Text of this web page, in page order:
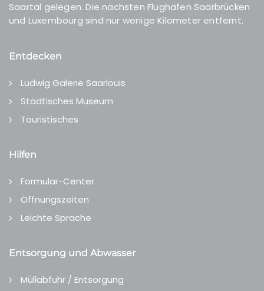
Saartal gelegen. Die nächsten Flughäfen Saarbrücken
und Luxembourg sind nur wenige Kilometer entfernt.
Entdecken
Ludwig Galerie Saarlouis
Städtisches Museum
Touristisches
Hilfen
Formular-Center
Öffnungszeiten
Leichte Sprache
Entsorgung und Abwasser
Müllabfuhr / Entsorgung